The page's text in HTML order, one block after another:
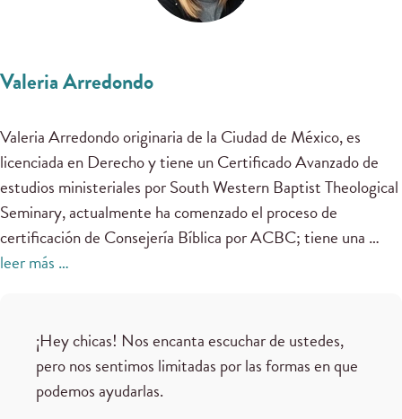
Valeria Arredondo
Valeria Arredondo originaria de la Ciudad de México, es
licenciada en Derecho y tiene un Certificado Avanzado de
estudios ministeriales por South Western Baptist Theological
Seminary, actualmente ha comenzado el proceso de
certificación de Consejería Bíblica por ACBC; tiene una …
leer más …
¡Hey chicas! Nos encanta escuchar de ustedes,
pero nos sentimos limitadas por las formas en que
podemos ayudarlas.